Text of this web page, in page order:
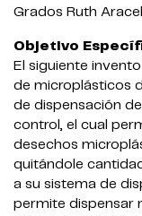
Grados Ruth
Objetivo
El siguiente
de microplásticos
de dispensación
control, el cual
desechos
quitándole
a su sistema de
permite dispensar